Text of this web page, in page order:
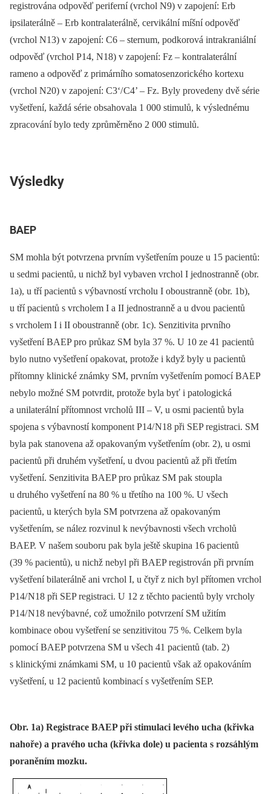
registrována odpověď periferní (vrchol N9) v zapojení: Erb
ipsilaterálně –⁠ Erb kontralaterálně, cervikální míšní odpověď
(vrchol N13) v zapojení: C6 –⁠ sternum, podkorová intrakraniální
odpověď (vrchol P14, N18) v zapojení: Fz –⁠ kontralaterální
rameno a odpověď z primárního somatosenzorického kortexu
(vrchol N20) v zapojení: C3‘/ C4’ –⁠ Fz. Byly provedeny dvě série
vyšetření, každá série obsahovala 1 000 stimulů, k výslednému
zpracování bylo tedy zprůměrněno 2 000 stimulů.
Výsledky
BAEP
SM mohla být potvrzena prvním vyšetřením pouze u 15 pacientů:
u sedmi pacientů, u nichž byl vybaven vrchol I jednostranně (obr.
1a), u tří pacientů s výbavností vrcholu I oboustranně (obr. 1b),
u tří pacientů s vrcholem I a II jednostranně a u dvou pacientů
s vrcholem I i II oboustranně (obr. 1c). Senzitivita prvního
vyšetření BAEP pro průkaz SM byla 37 %. U 10 ze 41 pacientů
bylo nutno vyšetření opakovat, protože i když byly u pacientů
přítomny klinické známky SM, prvním vyšetřením pomocí BAEP
nebylo možné SM potvrdit, protože byla byť i patologická
a unilaterální přítomnost vrcholů III –⁠ V, u osmi pacientů byla
spojena s výbavností komponent P14/ N18 při SEP registraci. SM
byla pak stanovena až opakovaným vyšetřením (obr. 2), u osmi
pacientů při druhém vyšetření, u dvou pacientů až při třetím
vyšetření. Senzitivita BAEP pro průkaz SM pak stoupla
u druhého vyšetření na 80 % u třetího na 100 %. U všech
pacientů, u kterých byla SM potvrzena až opakovaným
vyšetřením, se nález rozvinul k nevýbavnosti všech vrcholů
BAEP. V našem souboru pak byla ještě skupina 16 pacientů
(39 % pacientů), u nichž nebyl při BAEP registrován při prvním
vyšetření bilaterálně ani vrchol I, u čtyř z nich byl přítomen vrchol
P14/ N18 při SEP registraci. U 12 z těchto pacientů byly vrcholy
P14/ N18 nevýbavné, což umožnilo potvrzení SM užitím
kombinace obou vyšetření se senzitivitou 75 %. Celkem byla
pomocí BAEP potvrzena SM u všech 41 pacientů (tab. 2)
s klinickými známkami SM, u 10 pacientů však až opakováním
vyšetření, u 12 pacientů kombinací s vyšetřením SEP.
Obr. 1a) Registrace BAEP při stimulaci levého ucha (křivka
nahoře) a pravého ucha (křivka dole) u pacienta s rozsáhlým
poraněním mozku.